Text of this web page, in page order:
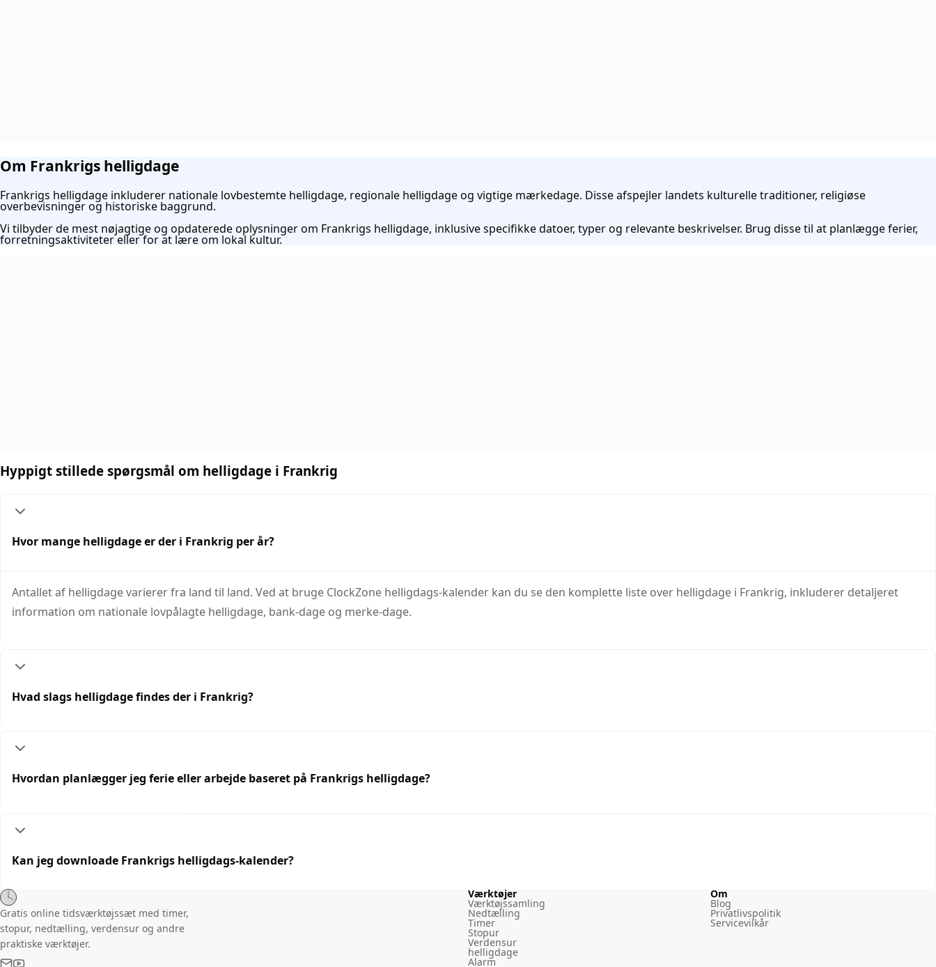
Om Frankrigs helligdage
Frankrigs helligdage inkluderer nationale lovbestemte helligdage, regionale helligdage og vigtige mærkedage. Disse afspejler landets kulturelle traditioner, religiøse
overbevisninger og historiske baggrund.
Vi tilbyder de mest nøjagtige og opdaterede oplysninger om Frankrigs helligdage, inklusive specifikke datoer, typer og relevante beskrivelser. Brug disse til at planlægge ferier,
forretningsaktiviteter eller for at lære om lokal kultur.
Hyppigt stillede spørgsmål om helligdage i Frankrig
Hvor mange helligdage er der i Frankrig per år?
Antallet af helligdage varierer fra land til land. Ved at bruge ClockZone helligdags-kalender kan du se den komplette liste over helligdage i Frankrig, inkluderer detaljeret
information om nationale lovpålagte helligdage, bank-dage og merke-dage.
Hvad slags helligdage findes der i Frankrig?
Hvordan planlægger jeg ferie eller arbejde baseret på Frankrigs helligdage?
Kan jeg downloade Frankrigs helligdags-kalender?
Gratis online tidsværktøjssæt med timer,
stopur, nedtælling, verdensur og andre
praktiske værktøjer.
Værktøjer
Værktøjssamling
Nedtælling
Timer
Stopur
Verdensur
helligdage
Alarm
Om
Blog
Privatlivspolitik
Servicevilkår